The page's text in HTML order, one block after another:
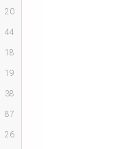
20
44
18
19
38
87
26